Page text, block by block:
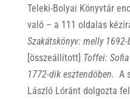
Teleki-Bolyai Könyvtár
való – a 111 oldalas
Szakátskönyv: melly
[összeállított] Toffei:
1772-dik esztendöben. A
László Lóránt dolgozta